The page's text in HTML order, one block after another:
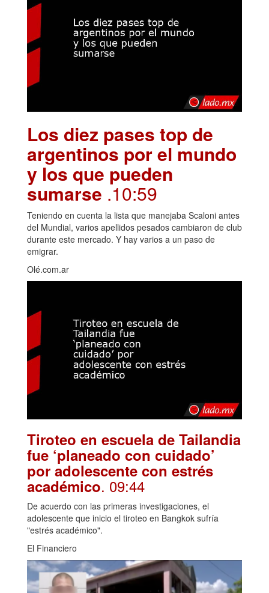
Los diez pases top de
argentinos por el mundo
y los que pueden
sumarse .10:59
Teniendo en cuenta la lista que manejaba Scaloni antes
del Mundial, varios apellidos pesados cambiaron de club
durante este mercado. Y hay varios a un paso de
emigrar.
Olé.com.ar
Tiroteo en escuela de Tailandia
fue ‘planeado con cuidado’
por adolescente con estrés
académico. 09:44
De acuerdo con las primeras investigaciones, el
adolescente que inicio el tiroteo en Bangkok sufría
"estrés académico".
El Financiero